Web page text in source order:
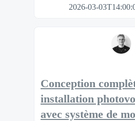
2026-03-
Conception
installation
avec système de